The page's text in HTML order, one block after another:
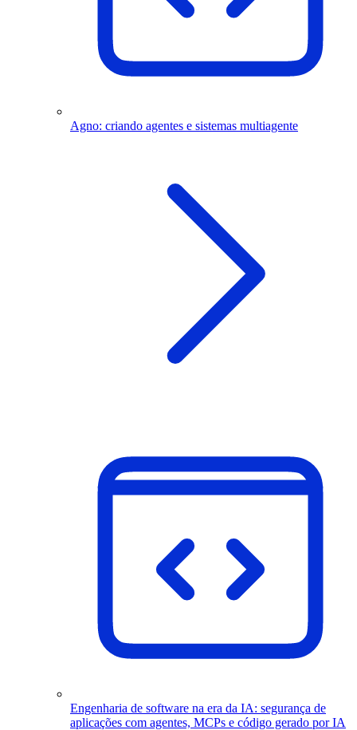
Agno: criando agentes e sistemas multiagente
Engenharia de software na era da IA: segurança de
aplicações com agentes, MCPs e código gerado por IA